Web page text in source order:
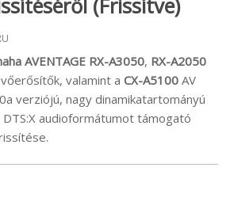
AVENTAGE RX-A3050, RX-A2050
valamint a CX-A5100 AV
verziójú, nagy dinamikatartományú
audioformátumot támogató